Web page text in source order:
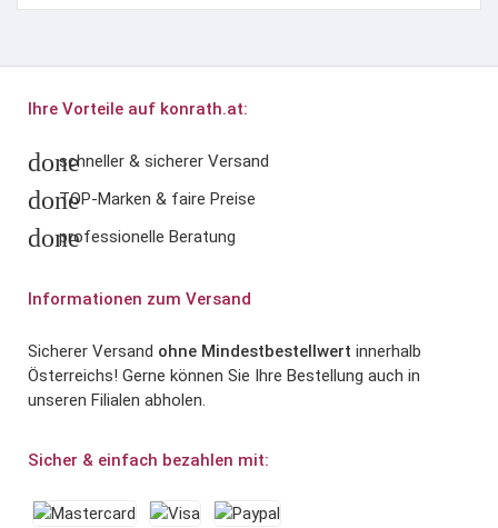
Ihre Vorteile auf konrath.at:
doneschneller & sicherer Versand
doneTOP-Marken & faire Preise
doneprofessionelle Beratung
Informationen zum Versand
Sicherer Versand ohne Mindestbestellwert innerhalb
Österreichs! Gerne können Sie Ihre Bestellung auch in
unseren Filialen abholen.
Sicher & einfach bezahlen mit: